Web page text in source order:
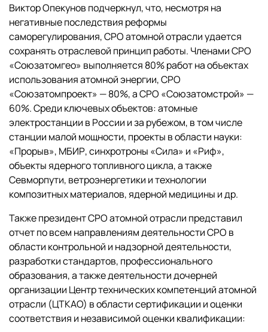
Виктор Опекунов подчеркнул, что, несмотря на
негативные последствия реформы
саморегулирования, СРО атомной отрасли удается
сохранять отраслевой принцип работы. Членами СРО
«Союзатомгео» выполняется 80% работ на объектах
использования атомной энергии, СРО
«Союзатомпроект» — 80%, а СРО «Союзатомстрой» —
60%. Среди ключевых объектов: атомные
электростанции в России и за рубежом, в том числе
станции малой мощности, проекты в области науки:
«Прорыв», МБИР, синхротроны «Сила» и «Риф»,
объекты ядерного топливного цикла, а также
Севморпути, ветроэнергетики и технологии
композитных материалов, ядерной медицины и др.
Также президент СРО атомной отрасли представил
отчет по всем направлениям деятельности СРО в
области контрольной и надзорной деятельности,
разработки стандартов, профессионального
образования, а также деятельности дочерней
организации Центр технических компетенций атомной
отрасли (ЦТКАО) в области сертификации и оценки
соответствия и независимой оценки квалификации: